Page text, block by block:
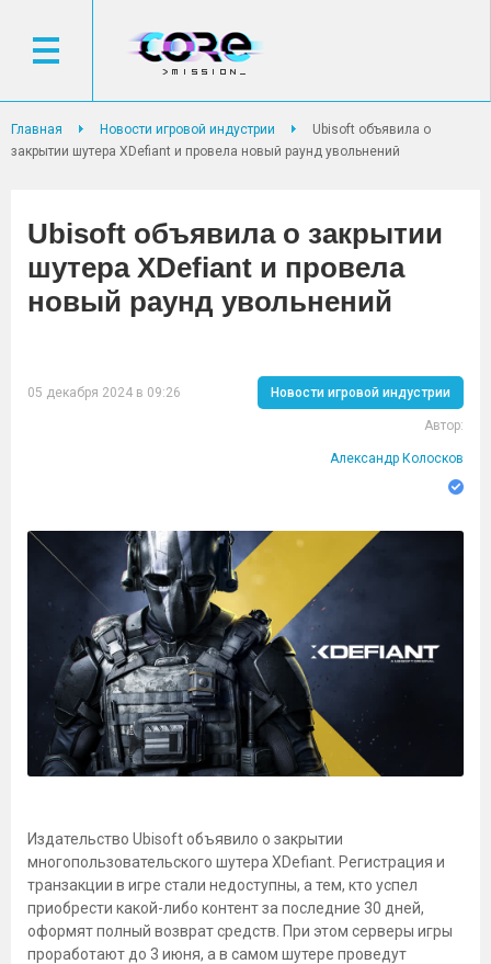
Главная Новости игровой индустрии
Ubisoft объявила о
закрытии шутера XDefiant и провела новый раунд увольнений
Ubisoft объявила о закрытии
шутера XDefiant и провела
новый раунд увольнений
05 декабря 2024 в 09:26 Новости игровой индустрии
Автор:
Александр Колосков
Издательство Ubisoft объявило о закрытии
многопользовательского шутера XDefiant. Регистрация и
транзакции в игре стали недоступны, а тем, кто успел
приобрести какой-либо контент за последние 30 дней,
оформят полный возврат средств. При этом серверы игры
проработают до 3 июня, а в самом шутере проведут